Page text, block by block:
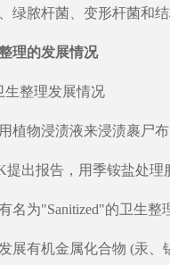
绿脓杆菌、变形杆菌和
理的发展情况
生整理发展情况
植物浸渍液来浸渍裹尸
提出报告，用季铵盐处
名为"Sanitized"的卫生
展有机金属化合物 (汞